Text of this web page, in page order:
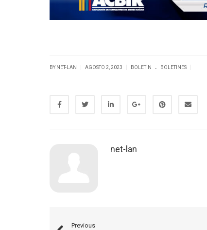
BY NET-LAN AGOSTO 2, 2023 BOLETIN . BOLETINES
net-lan
Previous